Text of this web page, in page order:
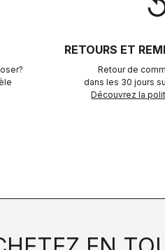
RETOURS ET
Retour de
dans les 30 jours
Découvrez la